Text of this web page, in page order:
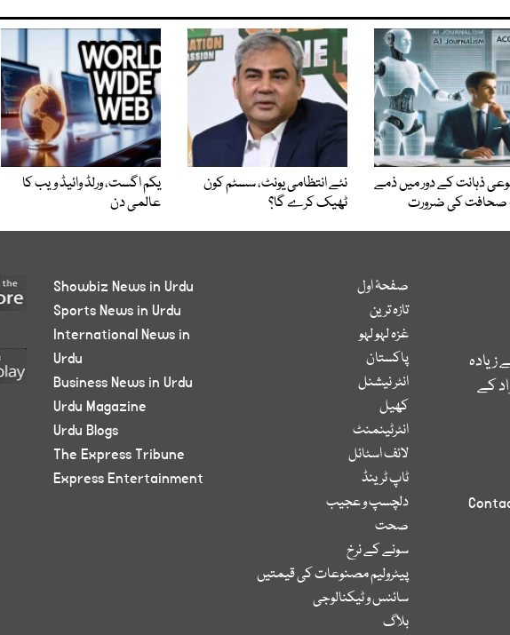
ذہانت کے دور میں ذمے
صحافت کی ضرورت
نئے انتظامی یونٹ، سسٹم کون
ٹھیک کرے گا؟
یکم اگست، ورلڈ وائیڈ ویب کا
عالمی دن
زیادہ
کے
صفحۂ اول
تازہ ترین
غزہ لہو لہو
پاکستان
انٹر نیشنل
کھیل
انٹرٹینمنٹ
لائف اسٹائل
ٹاپ ٹرینڈ
دلچسپ و عجیب
صحت
سونے کے نرخ
پیٹرولیم مصنوعات کی قیمتیں
سائنس و ٹیکنالوجی
بلاگ
Showbiz News in Urdu
Sports News in Urdu
International News in
Urdu
Business News in Urdu
Urdu Magazine
Urdu Blogs
The Express Tribune
Express Entertainment